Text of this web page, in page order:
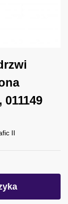
011149
II